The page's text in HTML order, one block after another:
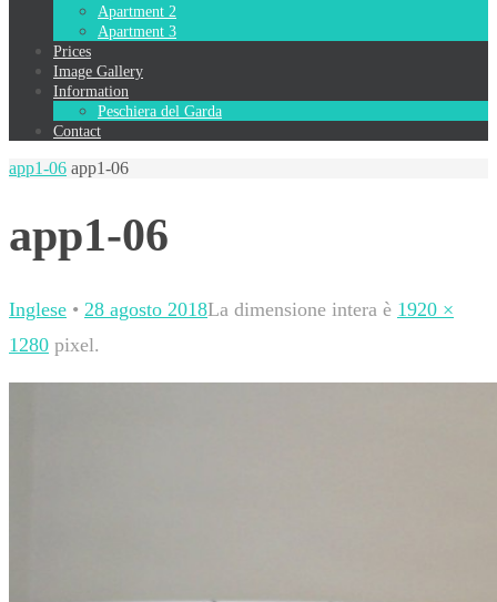
Apartment 2
Apartment 3
Prices
Image Gallery
Information
Peschiera del Garda
Contact
app1-06 app1-06
app1-06
Inglese • 28 agosto 2018La dimensione intera è 1920 ×
1280 pixel.